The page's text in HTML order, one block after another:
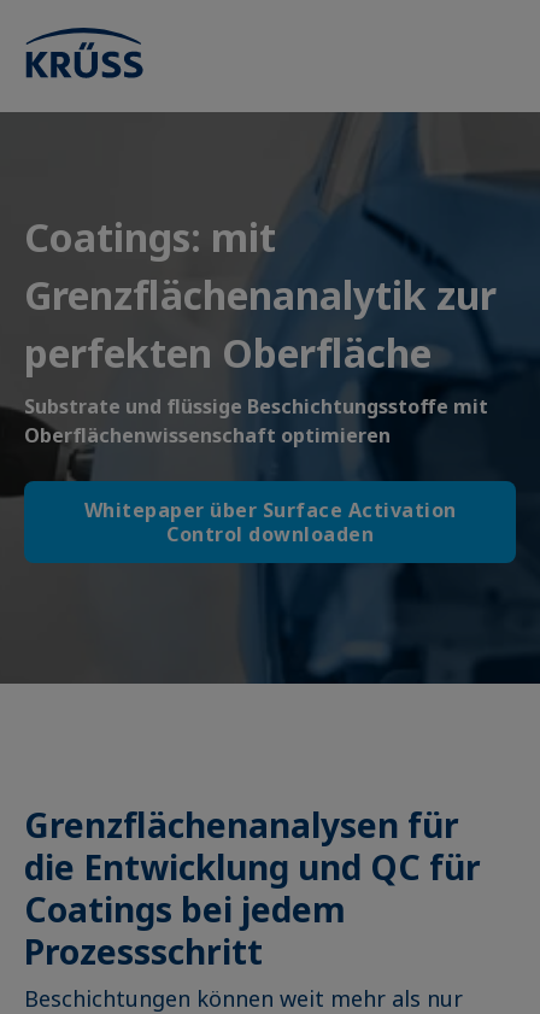
Coatings: mit
Grenzflächenanalytik zur
perfekten Oberfläche
Substrate und flüssige Beschichtungsstoffe mit
Oberflächenwissenschaft optimieren
Whitepaper über Surface Activation
Control downloaden
Grenzflächenanalysen für
die Entwicklung und QC für
Coatings bei jedem
Prozessschritt
Beschichtungen können weit mehr als nur